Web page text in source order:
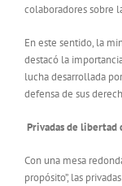
colaboradores sobre
En este sentido, la
destacó la
lucha desarrollada
defensa de sus
Privadas de libertad
Con una mesa
propósito”, las